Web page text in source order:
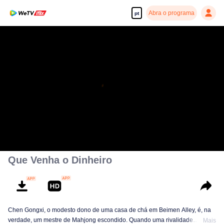
pt Abra o programa
Que Venha o Dinheiro
Chen Gongxi, o modesto dono de uma casa de chá em Beimen Alley, é, na
verdade, um mestre de Mahjong escondido. Quando uma rivalidade
Mais